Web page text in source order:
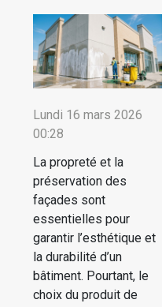
Lundi 16 mars 2026
00:28
La propreté et la
préservation des
façades sont
essentielles pour
garantir l’esthétique et
la durabilité d’un
bâtiment. Pourtant, le
choix du produit de